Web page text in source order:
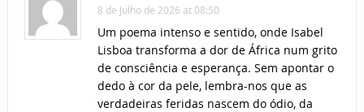
8 de Julho de 2026 at 08:50
Um poema intenso e sentido, onde Isabel
Lisboa transforma a dor de África num grito
de consciência e esperança. Sem apontar o
dedo à cor da pele, lembra-nos que as
verdadeiras feridas nascem do ódio, da